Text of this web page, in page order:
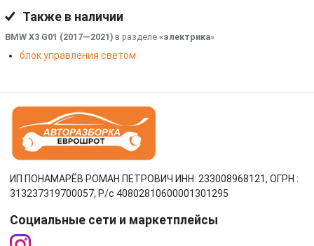
Также в наличии
BMW X3 G01 (2017—2021) в разделе «электрика»
блок управления светом
ИП ПОНАМАРЁВ РОМАН ПЕТРОВИЧ ИНН: 233008968121, ОГРН :
313237319700057, Р/c 40802810600001301295
Социальные сети и маркетплейсы